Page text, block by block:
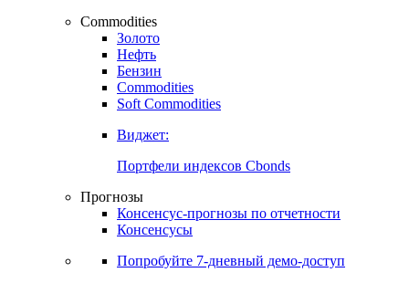
Виджет:
Карта процентных ставок
Commodities
Золото
Бензин
Soft Commodities
Виджет:
Портфели индексов Cbonds
Прогнозы